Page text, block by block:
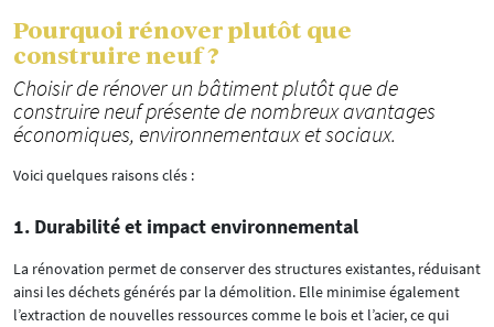
Pourquoi rénover plutôt que
construire neuf ?
Choisir de rénover un bâtiment plutôt que de
construire neuf présente de nombreux avantages
économiques, environnementaux et sociaux.
Voici quelques raisons clés :
1. Durabilité et impact environnemental
La rénovation permet de conserver des structures existantes, réduisant
ainsi les déchets générés par la démolition. Elle minimise également
l’extraction de nouvelles ressources comme le bois et l’acier, ce qui